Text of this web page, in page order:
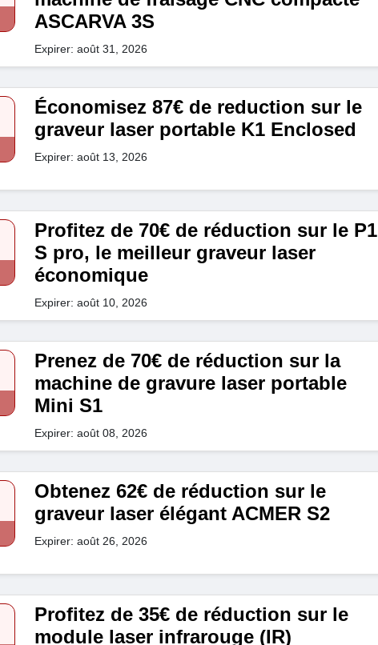
ASCARVA 3S
Expirer: août 31, 2026
Économisez 87€ de reduction sur le
graveur laser portable K1 Enclosed
Expirer: août 13, 2026
Profitez de 70€ de réduction sur le P1
S pro, le meilleur graveur laser
économique
Expirer: août 10, 2026
Prenez de 70€ de réduction sur la
machine de gravure laser portable
Mini S1
Expirer: août 08, 2026
Obtenez 62€ de réduction sur le
graveur laser élégant ACMER S2
Expirer: août 26, 2026
Profitez de 35€ de réduction sur le
module laser infrarouge (IR)